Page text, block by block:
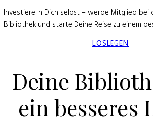
Investiere in Dich selbst – werde Mitglied bei
Bibliothek und starte Deine Reise zu einem
LOSLEGEN
Deine
ein besseres